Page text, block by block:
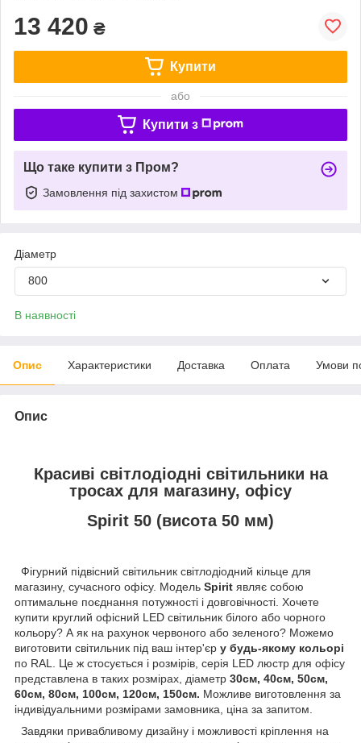
13 420 ₴
Купити
або
Купити з
Що таке купити з Пром?
Замовлення під захистом
Діаметр
800
В наявності
Опис Характеристики Доставка Оплата Умови
Опис
Красиві світлодіодні світильники на
тросах для магазину, офісу
Spirit 50 (висота 50 мм)
Фігурний підвісний світильник світлодіодний кільце для
магазину, сучасного офісу. Модель Spirit являє собою
оптимальне поєднання потужності і довговічності. Хочете
купити круглий офісний LED світильник білого або чорного
кольору? А як на рахунок червоного або зеленого? Можемо
виготовити світильник під ваш інтер'єр у будь-якому кольорі
по RAL. Це ж стосується і розмірів, серія LED люстр для офісу
представлена в таких розмірах, діаметр 30см, 40см, 50см,
60см, 80см, 100см, 120см, 150см. Можливе виготовлення за
індивідуальними розмірами замовника, ціна за запитом.
Завдяки привабливому дизайну і можливості кріплення на